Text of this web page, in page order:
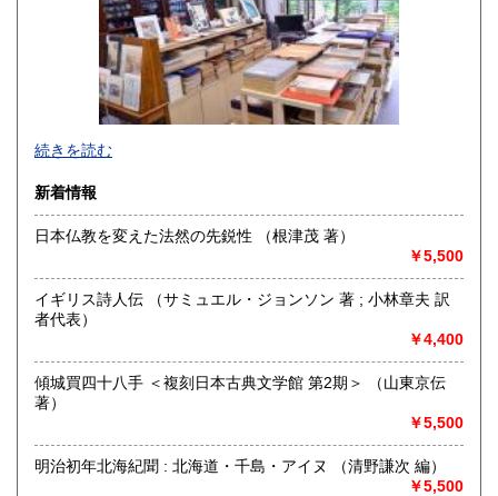
1,000円 長崎県
1,000円 大分県
1,000円 鹿児島県
沖縄県
京都・寺町二条に店舗を構える古書店です（令和2年6月に河
原町六角から移転しました）。木版画の図案本・浮世絵・古
典籍などを扱っております。一般書籍もございますが、「日
本の古本屋」からご覧になった本は、ご来店の前にあらかじ
めメールにて有無をお問い合わせいただくとスムーズです(店
頭に無い場合がございます)。
Akao Shobundo Bookshop at Kyoto city, Japan
https://shobundo.shop-pro.jp/
続きを読む
新着情報
日本仏教を変えた法然の先鋭性 （根津茂 著）
￥5,500
イギリス詩人伝 （サミュエル・ジョンソン 著 ; 小林章夫 訳
者代表）
￥4,400
傾城買四十八手 ＜複刻日本古典文学館 第2期＞ （山東京伝
著）
￥5,500
明治初年北海紀聞 : 北海道・千島・アイヌ （清野謙次 編）
￥5,500